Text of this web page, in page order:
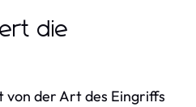
die
von der Art des Eingriffs